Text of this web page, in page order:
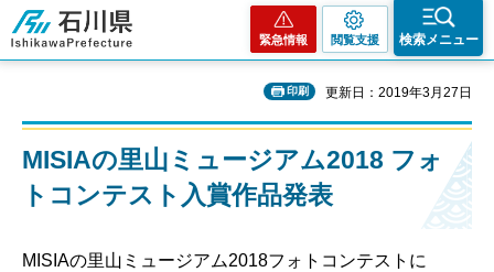
石川県
緊急情報 閲覧支援 検索メニュー
印刷 更新日：2019年3月27日
MISIAの里山ミュージアム2018 フォ
トコンテスト入賞作品発表
MISIAの里山ミュージアム2018フォトコンテストに